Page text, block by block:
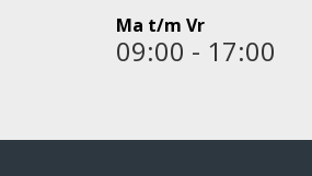
Ma t/m Vr
09:00 - 17:00